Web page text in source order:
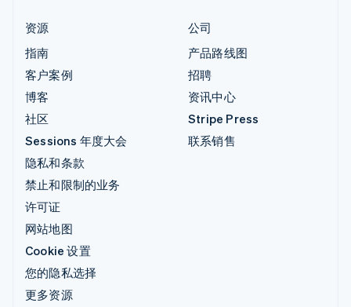
资源
指南
客户案例
博客
社区
Sessions 年度大会
隐私和条款
禁止和限制的业务
许可证
网站地图
Cookie 设置
您的隐私选择
更多资源
公司
产品路线图
招聘
资讯中心
Stripe Press
联系销售